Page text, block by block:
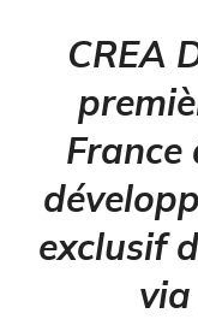
CREA
France
exclusif